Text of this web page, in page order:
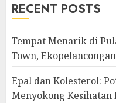
RECENT POSTS
Tempat Menarik di
Town,
Epal dan Kolesterol:
Menyokong